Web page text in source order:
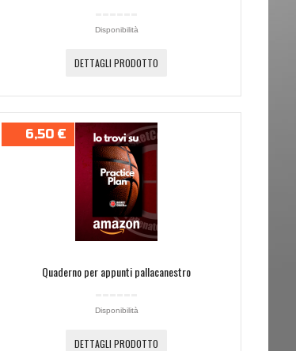
Disponibilità
DETTAGLI PRODOTTO
6,50 €
Quaderno per appunti pallacanestro
Disponibilità
DETTAGLI PRODOTTO